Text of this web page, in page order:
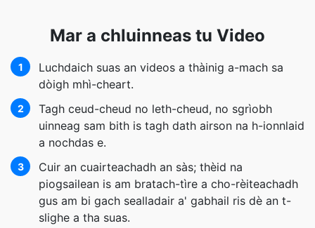
Mar a chluinneas tu Video
1
Luchdaich suas an videos a thàinig a-mach sa
dòigh mhì-cheart.
2
Tagh ceud-cheud no leth-cheud, no sgrìobh
uinneag sam bith is tagh dath airson na h-ionnlaid
a nochdas e.
3
Cuir an cuairteachadh an sàs; thèid na
piogsailean is am bratach-tìre a cho-rèiteachadh
gus am bi gach sealladair a' gabhail ris dè an t-
slighe a tha suas.